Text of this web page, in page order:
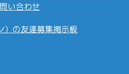
い合わせ
）の友達募集掲示板